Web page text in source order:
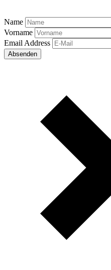
Name
Vorname
Email Address